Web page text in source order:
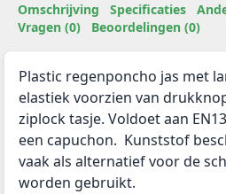
Omschrijving Specificaties
Vragen (0)
Beoordelingen (0)
Plastic regenponcho jas met
elastiek voorzien van
ziplock tasje. Voldoet aan
een capuchon. Kunststof
vaak als alternatief voor de
worden gebruikt.